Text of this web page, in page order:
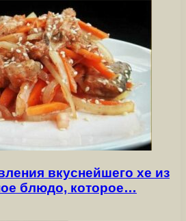
вкуснейшего хе из
блюдо, которое…